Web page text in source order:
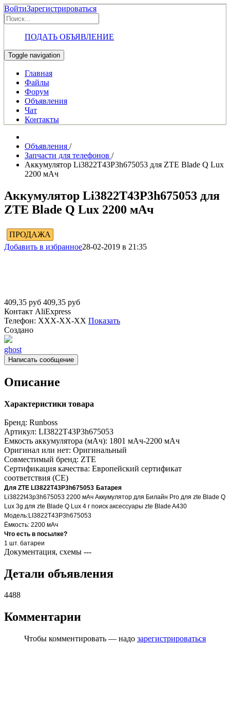
ВойтиЗарегистрироваться
ПОДАТЬ ОБЪЯВЛЕНИЕ
Toggle navigation
Главная
Файлы
Форум
Объявления
Чат
Контакты
Объявления /
Запчасти для телефонов /
Аккумулятор Li3822T43P3h675053 для ZTE Blade Q Lux
2200 мАч
Аккумулятор Li3822T43P3h675053 для
ZTE Blade Q Lux 2200 мАч
ПРОДАЖА
Добавить в избранное28-02-2019 в 21:35
409,35 руб 409,35 руб
Контакт AliExpress
Телефон: XXX-XX-XX Показать
Создано
ghost
Написать сообщение
Описание
Характеристики товара
Бренд: Runboss
Артикул: LI3822T43P3h675053
Емкость аккумулятора (мАч): 1801 мАч-2200 мАч
Оригинал или нет: Оригинальный
Совместимый бренд: ZTE
Сертификация качества: Европейский сертификат
соответствия (CE)
Для ZTE LI3822T43P3h675053 Батарея
Li3822t43p3h675053 2200 мАч Аккумулятор для Билайн Pro для zte Blade Q
Lux 3g для zte Blade Q Lux 4 г поиск aксессуары zte Blade A430
Модель:LI3822T43P3h675053
Ёмкость: 2200 мАч
Что есть в посылке?
1 шт. батареи
Документация, схемы ---
Детали объявления
4488
Комментарии
Чтобы комментировать — надо зарегистрироваться